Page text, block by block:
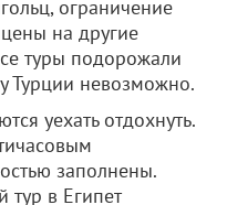
ограничение
на другие
туры подорожали
Турции невозможно.
уехать отдохнуть.
заполнены.
тур в Египет